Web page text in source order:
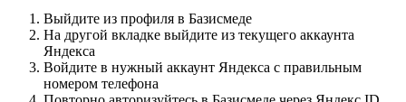
Выйдите из профиля в Базисмеде
На другой вкладке выйдите из текущего аккаунта
Яндекса
Войдите в нужный аккаунт Яндекса с правильным
номером телефона